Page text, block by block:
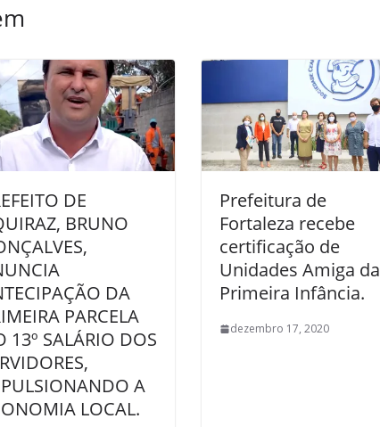
DE
BRUNO
DA
PARCELA
13º SALÁRIO DOS
A
LOCAL.
Prefeitura de
Fortaleza recebe
certificação de
Unidades Amiga da
Primeira Infância.
dezembro 17, 2020